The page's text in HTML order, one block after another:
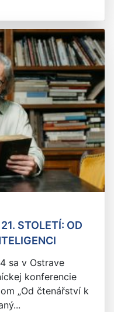
STOLETÍ: OD
sa v Ostrave
konferencie
„Od čtenářství k